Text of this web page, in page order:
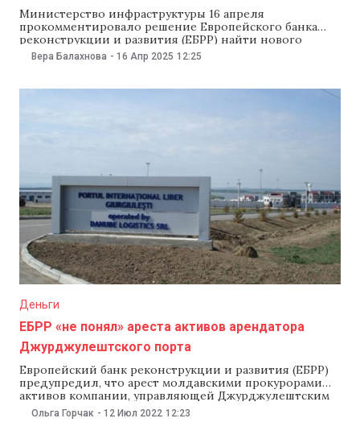
Министерство инфраструктуры 16 апреля
прокомментировало решение Европейского банка
реконструкции и развития (ЕБРР) найти нового
инвестора Международного порта Джурджулешты. В
ведомстве подчеркнули, что правительство
проходил в рамках закона и в соответствии с
напомнили, что ЕБРР является владельцем компании
Danube Logistics
Вера Балахнова - 16 Апр 2025 12:25
Деньги
ЕБРР «не понял» ареста активов арендатора
Джурджулештского порта
Европейский банк реконструкции и развития (ЕБРР)
предупредил, что арест молдавскими прокурорами
активов компании, управляющей Джурджулештским
портом, влияет на развитие порта. А сейчас порт
имеет большое значения для экспорта зерна из
Ольга Горчак - 12 Июл 2022 12:23